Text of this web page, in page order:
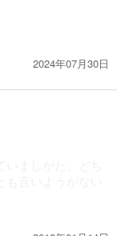
2024年07月30日